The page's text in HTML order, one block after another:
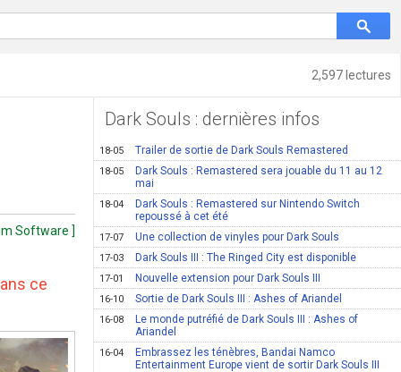
2,597 lectures
Software ]
ce
Dark Souls : dernières infos
18-05 Trailer de sortie de Dark Souls Remastered
18-05
Dark Souls : Remastered sera jouable du 11 au 12
mai
18-04
Dark Souls : Remastered sur Nintendo Switch
repoussé à cet été
17-07 Une collection de vinyles pour Dark Souls
17-03 Dark Souls III : The Ringed City est disponible
17-01 Nouvelle extension pour Dark Souls III
16-10 Sortie de Dark Souls III : Ashes of Ariandel
16-08
Le monde putréfié de Dark Souls III : Ashes of
Ariandel
16-04
Embrassez les ténèbres, Bandai Namco
Entertainment Europe vient de sortir Dark Souls III